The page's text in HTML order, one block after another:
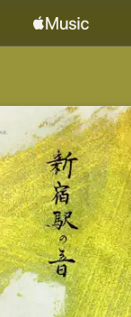
Musicをインストール